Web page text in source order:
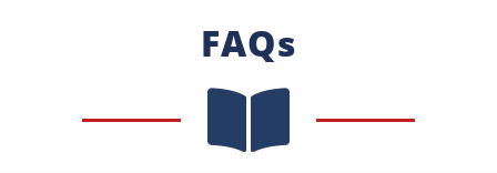
FAQs